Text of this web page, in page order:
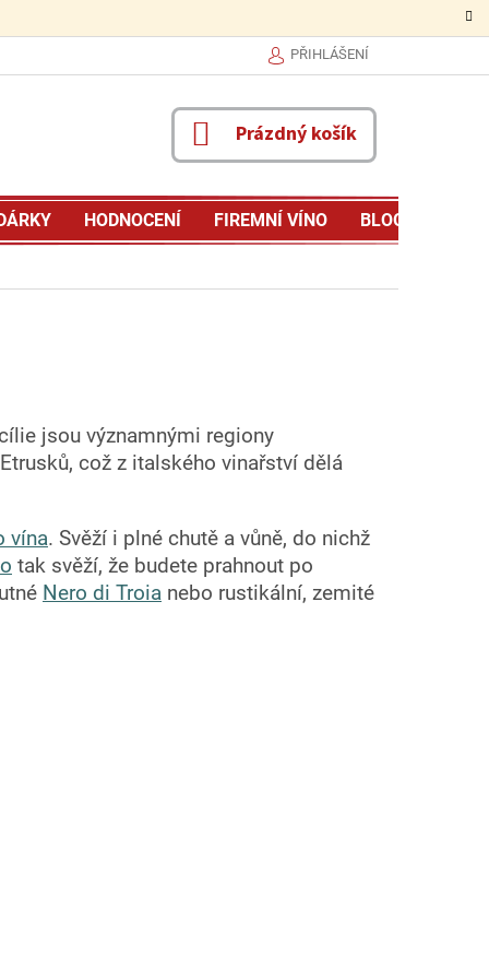
PŘIHLÁŠENÍ
NÁKUPNÍ
KOŠÍK
Prázdný košík
FIREMNÍ VÍNO
HODNOCENÍ BLOG
jsou významnými regiony
což z italského vinařství dělá
vína. Svěží i plné chutě a vůně, do nichž
tak svěží, že budete prahnout po
Nero di Troia nebo rustikální, zemité